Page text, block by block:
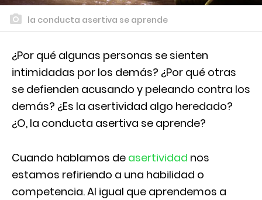
la conducta asertiva se aprende
¿Por qué algunas personas se sienten
intimidadas por los demás? ¿Por qué otras
se defienden acusando y peleando contra los
demás? ¿Es la asertividad algo heredado?
¿O, la conducta asertiva se aprende?
Cuando hablamos de asertividad nos
estamos refiriendo a una habilidad o
competencia. Al igual que aprendemos a